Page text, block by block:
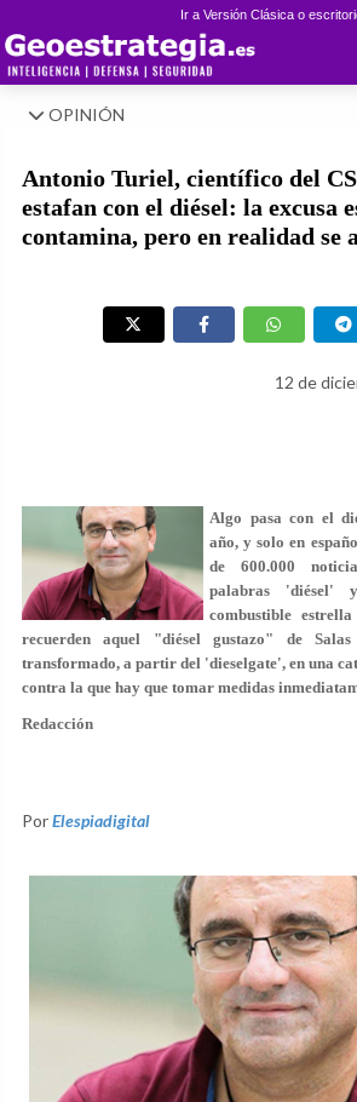
Ir a Versión Clásica o
OPINIÓN
Antonio Turiel, científico del
estafan con el diésel: la excusa
contamina, pero en realidad se
12 de
Algo pasa con el
año, y solo en
de 600.000
palabras 'diésel'
combustible
recuerden aquel "diésel gustazo" de
transformado, a partir del 'dieselgate', en una
contra la que hay que tomar medidas
Redacción
PorElespiadigital